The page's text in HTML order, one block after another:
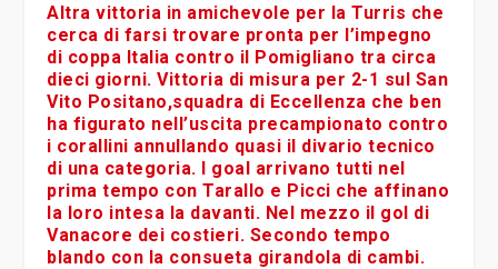
Altra vittoria in amichevole per la Turris che
cerca di farsi trovare pronta per l’impegno
di coppa Italia contro il Pomigliano tra circa
dieci giorni. Vittoria di misura per 2-1 sul San
Vito Positano,squadra di Eccellenza che ben
ha figurato nell’uscita precampionato contro
i corallini annullando quasi il divario tecnico
di una categoria. I goal arrivano tutti nel
prima tempo con Tarallo e Picci che affinano
la loro intesa la davanti. Nel mezzo il gol di
Vanacore dei costieri. Secondo tempo
blando con la consueta girandola di cambi.